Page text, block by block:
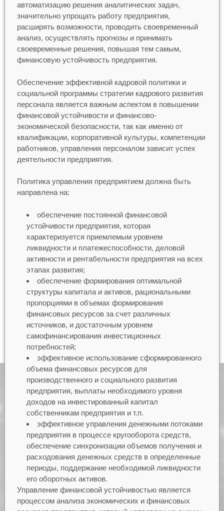
автоматизацию решения аналитических задач,
значительно упрощать работу предприятия,
расширять возможности, проводить своевременный
анализ, осуществлять прогнозы и принимать
своевременные решения, повышая тем самым,
финансовую устойчивость предприятия.
Обеспечение эффективной кадровой политики и
социальной программы стратегии кадрового развития
персонала является важным аспектом в повышении
финансовой устойчивости и финансово-
экономической безопасности, так как именно от
квалификации, корпоративной культуры, компетенции
работников, управления персоналом зависит успех
деятельности предприятия.
Политика управления предприятием должна быть
направлена на:
обеспечение постоянной финансовой
устойчивости предприятия, которая
характеризуется приемлемым уровнем
ликвидности и платежеспособности, деловой
активности и рентабельности предприятия на всех
этапах развития;
обеспечение формирования оптимальной
структуры капитала и активов, рациональными
пропорциями в объемах формирования
финансовых ресурсов за счет различных
источников, и достаточным уровнем
самофинансирования инвестиционных
потребностей;
эффективное использование сформированного
объема финансовых ресурсов для
производственного и социального развития
предприятия, выплаты необходимого уровня
доходов на инвестированный капитал
собственникам предприятия и т.п.
эффективное управления денежными потоками
предприятия в процессе кругооборота средств,
обеспечение синхронизации объемов получения и
расходования денежных средств в определенные
периоды, поддержание необходимой ликвидности
его оборотных активов.
Управление финансовой устойчивостью является
процессом анализа экономических и финансовых